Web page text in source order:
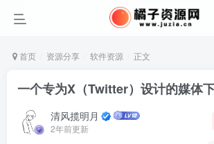
首页 资源分享 软件资源 正文
一个专为X（Twitter）设计的媒体
清风揽明月
2年前更新